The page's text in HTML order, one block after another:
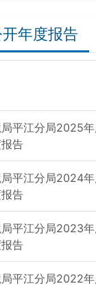
年度报告
平江分局2025
告
平江分局2024
告
平江分局2023
告
平江分局2022